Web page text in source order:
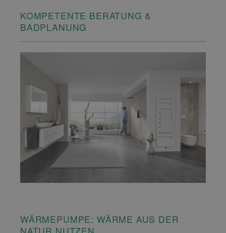
KOMPETENTE BERATUNG &
BADPLANUNG
WÄRMEPUMPE: WÄRME AUS DER